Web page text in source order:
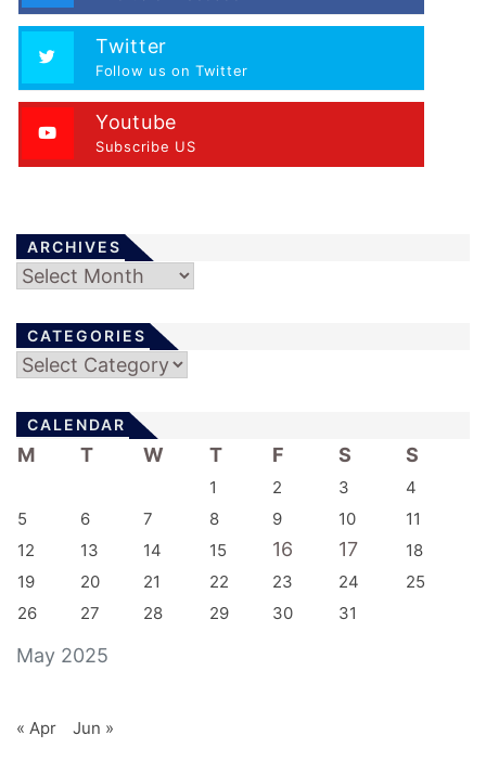
Twitter
Follow us on Twitter
Youtube
Subscribe US
ARCHIVES
Archives
CATEGORIES
Categories
CALENDAR
May 2025
M T W T F S S
1 2 3
4
5
6 7 8 9 10
11
12
13 14 15 16 17
18
19
20 21 22 23 24
25
26
27 28 29 30 31
« Apr Jun »